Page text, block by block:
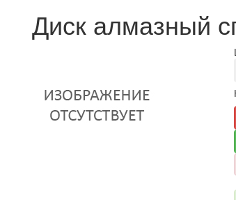
Диск алмазный